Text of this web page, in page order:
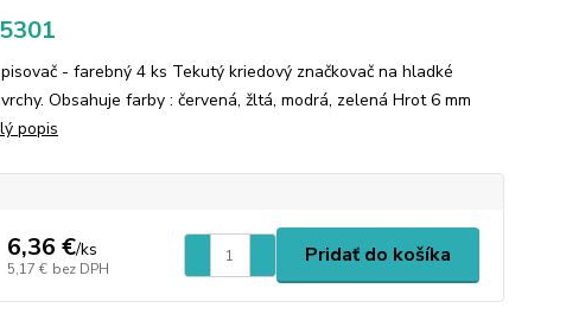
- farebný 4 ks Tekutý kriedový značkovač na hladké
Obsahuje farby : červená, žltá, modrá, zelená Hrot 6 mm
popis
6,36 €/ks
5,17 € bez DPH
Pridať do košíka